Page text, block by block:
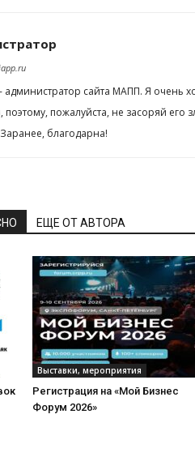
администратор сайта МАПП. Я очень
поэтому, пожалуйста, не засоряй
благодарна!
ЕЩЕ ОТ АВТОРА
Выставки, мероприятия
Регистрация на «Мой Бизнес
Форум 2026»